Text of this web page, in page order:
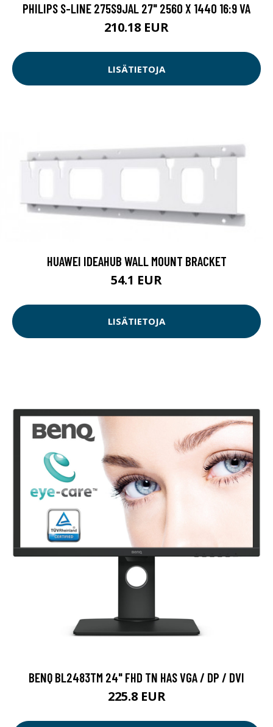
PHILIPS S-LINE 275S9JAL 27" 2560 X 1440 16:9 VA
210.18 EUR
LISÄTIETOJA
HUAWEI IDEAHUB WALL MOUNT BRACKET
54.1 EUR
LISÄTIETOJA
BENQ BL2483TM 24" FHD TN HAS VGA / DP / DVI
225.8 EUR